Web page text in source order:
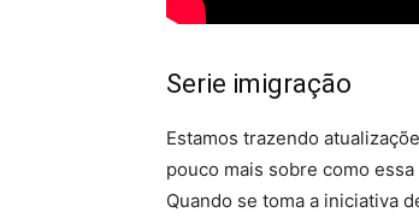
Serie imigração
Estamos trazendo
pouco mais sobre como
Quando se toma a iniciativa